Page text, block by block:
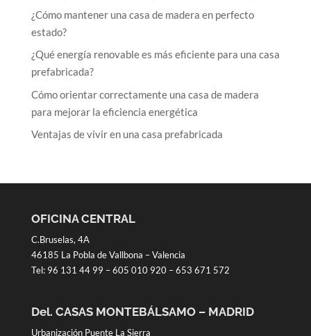
¿Cómo mantener una casa de madera en perfecto
estado?
¿Qué energía renovable es más eficiente para una casa
prefabricada?
Cómo orientar correctamente una casa de madera
para mejorar la eficiencia energética
Ventajas de vivir en una casa prefabricada
OFICINA CENTRAL
C.Bruselas, 4A
46185 La Pobla de Vallbona – Valencia
Tel: 96 131 44 99 –605 010 920–653 671 572
Del. CASAS MONTEBÁLSAMO – MADRID
Urbanización Puente La Sierra